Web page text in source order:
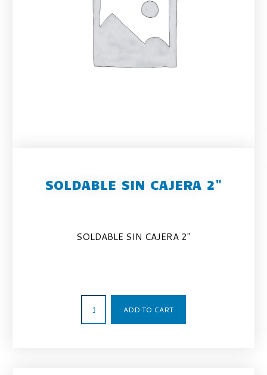
SOLDABLE SIN CAJERA 2"
SOLDABLE SIN CAJERA 2″
ADD TO CART